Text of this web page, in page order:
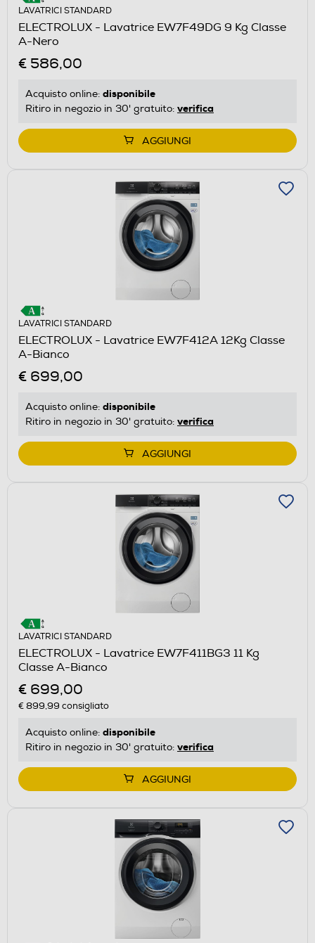
LAVATRICI STANDARD
ELECTROLUX - Lavatrice EW7F49DG 9 Kg Classe
A-Nero
€ 586,00
Acquisto online: disponibile
Ritiro in negozio in 30' gratuito: verifica
AGGIUNGI
LAVATRICI STANDARD
ELECTROLUX - Lavatrice EW7F412A 12Kg Classe
A-Bianco
€ 699,00
Acquisto online: disponibile
Ritiro in negozio in 30' gratuito: verifica
AGGIUNGI
LAVATRICI STANDARD
ELECTROLUX - Lavatrice EW7F411BG3 11 Kg
Classe A-Bianco
€ 699,00
€ 899,99 consigliato
Acquisto online: disponibile
Ritiro in negozio in 30' gratuito: verifica
AGGIUNGI